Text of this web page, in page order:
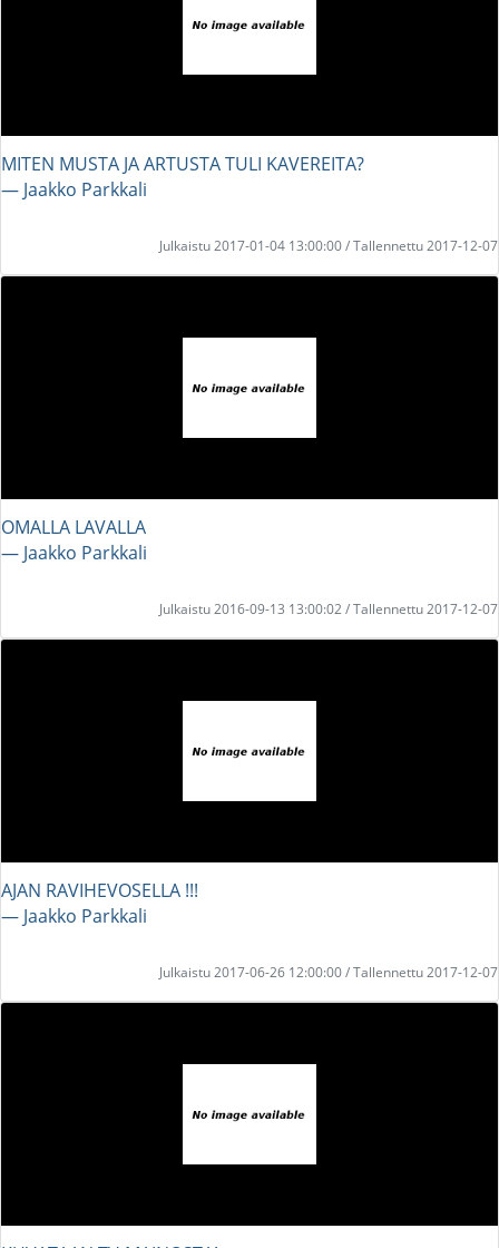
MITEN MUSTA JA ARTUSTA TULI KAVEREITA?
― Jaakko Parkkali
Julkaistu 2017-01-04 13:00:00 / Tallennettu 2017-12-07
OMALLA LAVALLA
― Jaakko Parkkali
Julkaistu 2016-09-13 13:00:02 / Tallennettu 2017-12-07
AJAN RAVIHEVOSELLA !!!
― Jaakko Parkkali
Julkaistu 2017-06-26 12:00:00 / Tallennettu 2017-12-07